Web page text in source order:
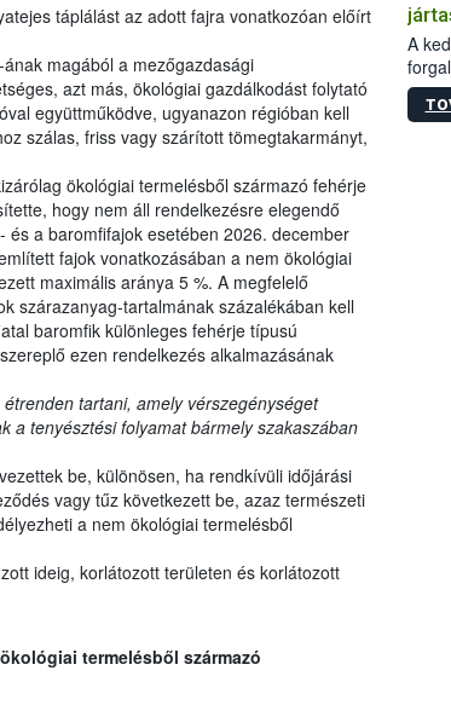
táplálást az adott fajra vonatkozóan előírt
magából a mezőgazdasági
azt más, ökológiai gazdálkodást folytató
együttműködve, ugyanazon régióban kell
szálas, friss vagy szárított tömegtakarmányt,
ökológiai termelésből származó fehérje
hogy nem áll rendelkezésre elegendő
a baromfifajok esetében 2026. december
fajok vonatkozásában a nem ökológiai
maximális aránya 5 %. A megfelelő
szárazanyag-tartalmának százalékában kell
baromfik különleges fehérje típusú
ezen rendelkezés alkalmazásának
tartani, amely vérszegénységet
a tenyésztési folyamat bármely szakaszában
be, különösen, ha rendkívüli időjárási
vagy tűz következett be, azaz természeti
a nem ökológiai termelésből
ideig, korlátozott területen és korlátozott
termelésből származó
A